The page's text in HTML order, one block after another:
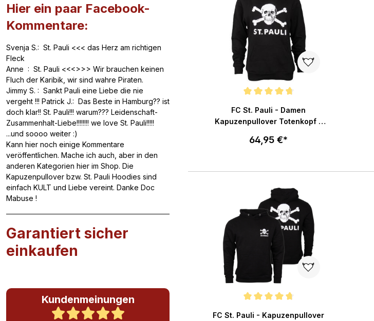
Hier ein paar Facebook-
Kommentare:
Svenja S.: St. Pauli <<< das Herz am richtigen
Fleck
Anne : St. Pauli <<<>>> Wir brauchen keinen
Fluch der Karibik, wir sind wahre Piraten.
Jimmy S. : Sankt Pauli eine Liebe die nie
vergeht !!! Patrick J.: Das Beste in Hamburg?? ist
doch klar!! St. Pauli!!! warum??? Leidenschaft-
Zusammenhalt-Liebe!!!!!!!! we love St. Pauli!!!!!
...und soooo weiter :)
Kann hier noch einige Kommentare
veröffentlichen. Mache ich auch, aber in den
anderen Kategorien hier im Shop. Die
Kapuzenpullover bzw. St. Pauli Hoodies sind
einfach KULT und Liebe vereint. Danke Doc
Mabuse !
Garantiert sicher
einkaufen
Kundenmeinungen
FC St. Pauli - Damen
Kapuzenpullover Totenkopf -
64,95 €*
In den Warenkorb
FC St. Pauli - Kapuzenpullover